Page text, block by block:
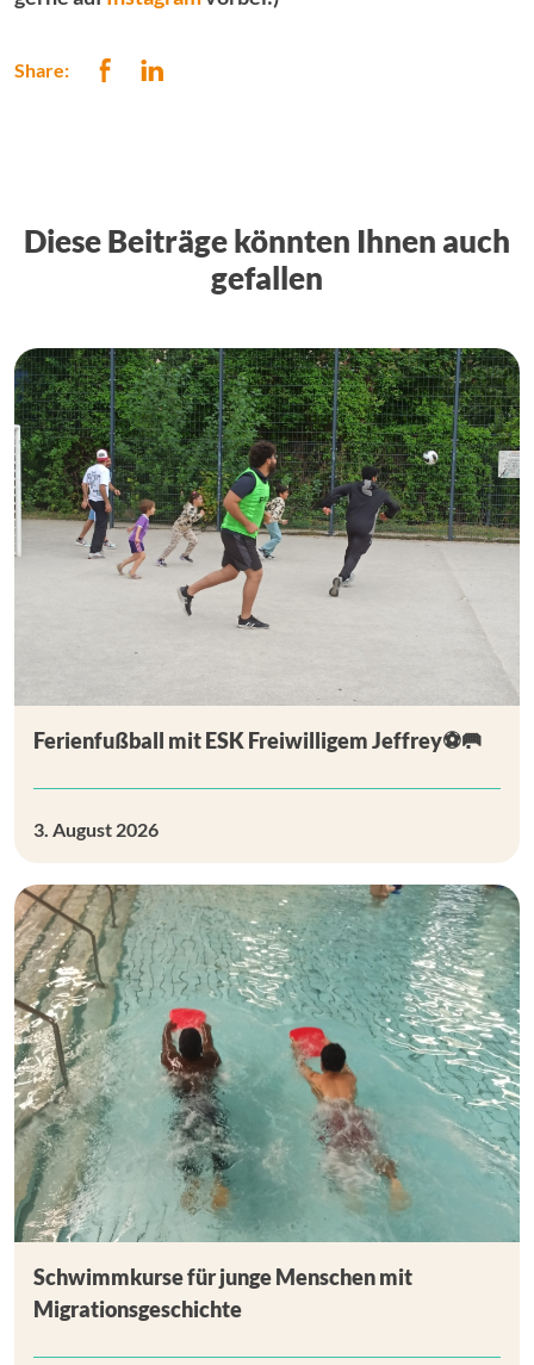
Share:
Diese Beiträge könnten Ihnen auch
gefallen
Ferienfußball mit ESK Freiwilligem Jeffrey⚽🥅
3. August 2026
Schwimmkurse für junge Menschen mit
Migrationsgeschichte